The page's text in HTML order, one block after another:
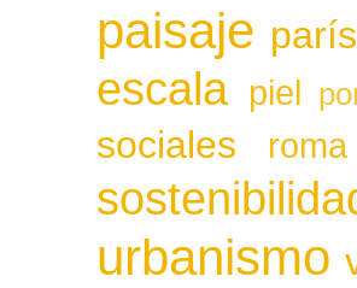
paisaje parís
escala piel
sociales roma
urbanismo